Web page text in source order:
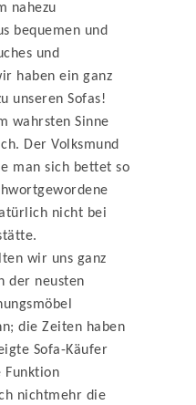
nahezu
bequemen und
und
haben ein ganz
unseren Sofas!
wahrsten Sinne
Der Volksmund
man sich bettet so
nicht bei
wir uns ganz
der neusten
die Zeiten haben
Sofa-Käufer
Funktion
nichtmehr die